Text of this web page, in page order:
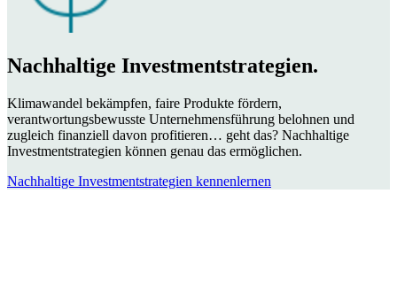
Nachhaltige Investmentstrategien.
Klimawandel bekämpfen, faire Produkte fördern,
verantwortungsbewusste Unternehmensführung belohnen und
zugleich finanziell davon profitieren… geht das? Nachhaltige
Investmentstrategien können genau das ermöglichen.
Nachhaltige Investmentstrategien kennenlernen